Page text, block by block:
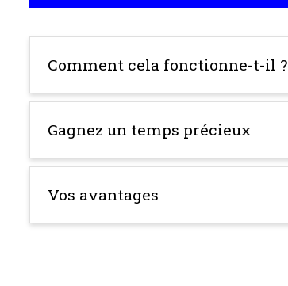
Comment cela fonctionne-t-il ?
Gagnez un temps précieux
Vos avantages